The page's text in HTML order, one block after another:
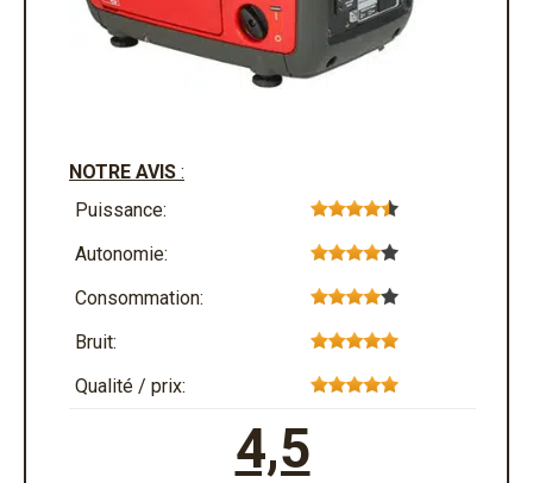
NOTRE AVIS :
Puissance:
Autonomie:
Consommation:
Bruit:
Qualité / prix:
4,5